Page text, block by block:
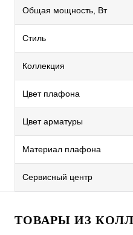
Общая мощность, Вт
Стиль
Коллекция
Цвет плафона
Цвет арматуры
Материал плафона
Сервисный центр
ТОВАРЫ ИЗ